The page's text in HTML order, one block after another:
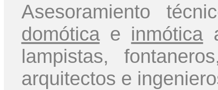
Asesoramiento
domóticae inmótica
lampistas,
arquitectos e